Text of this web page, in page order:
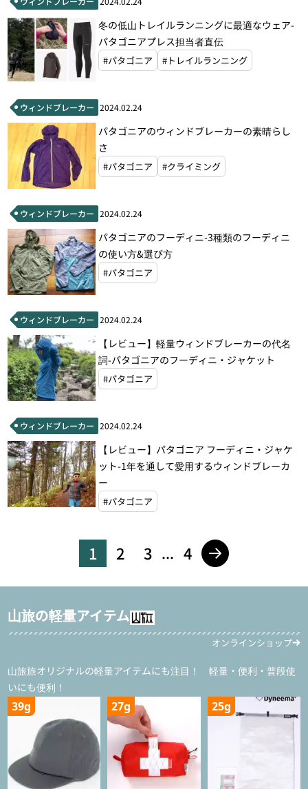
冬の低山トレイルランニングに最適なウェア-
パタゴニアプレス担当者直伝
#パタゴニア #トレイルランニング
ウィンドブレーカー 2024.02.24
パタゴニアのウィンドブレーカーの素晴らし
さ
#パタゴニア #クライミング
ウィンドブレーカー 2024.02.24
パタゴニアのフーディニ-3種類のフーディニ
の使い方&選び方
#パタゴニア
ウィンドブレーカー 2024.02.24
【レビュー】軽量ウィンドブレーカーの代名
詞-パタゴニアのフーディニ・ジャケット
#パタゴニア
ウィンドブレーカー 2024.02.24
【レビュー】パタゴニア フーディニ・ジャケ
ット-1年を通して愛用するウィンドブレーカ
ー
#パタゴニア
1 2 3 ... 4
山旅の軽量アイテム
オンラインショップ
山旅旅オリジナルの軽量アイテムにも注目！ 軽量・便利・普段使
いにも便利！
39g 27g 25g